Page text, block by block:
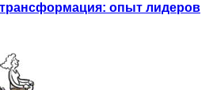
трансформация: опыт лидеров